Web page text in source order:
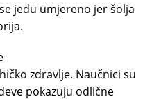
jedu umjereno jer šolja
zdravlje. Naučnici su
pokazuju odlične